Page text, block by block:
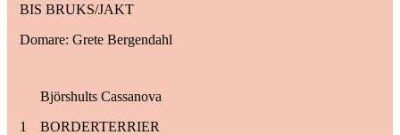
BIS BRUKS/JAKT
Domare: Grete Bergendahl
1
Björshults Cassanova
BORDERTERRIER